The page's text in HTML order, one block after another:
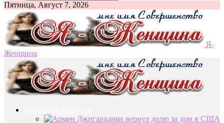
Пятница, Август 7, 2026
Я-
Женщина